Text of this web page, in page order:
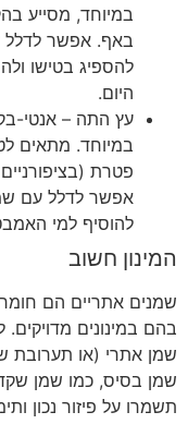
במיוחד, מסייע
באף. אפשר לדלל
להספיג בטישו
היום.
עץ התה – אנטי-
במיוחד. מתאים
פטרת
אפשר לדלל עם
להוסיף למי האמבט,
המינון חשוב
שמנים אתריים הם
שמן אתרי (או תערובת
שמן בסיס, כמו שמן
תשמרו על פיזור נכון